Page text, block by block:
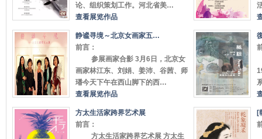
论、组织策划工作。河北省美…
查看展览作品
静谧寻境～北京女画家五…
前言：
参展画家合影 3月6日，北京女
画家林江东、刘娟、姜沛、谷茜、师
璠今天下午在西山脚下的西…
查看展览作品
方太生活家跨界艺术展
前言：
方太生活家跨界艺术展 方太生
[